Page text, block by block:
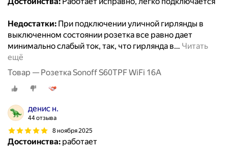
Недостатки: При подключении уличной гирлянды в
выключенном состоянии розетка все равно дает
минимально слабый ток, так, что гирлянда в… Читать
ещё
Товар — Розетка Sonoff S60TPF WiFi 16A
денис н.
44 отзыва
8 ноября 2025
Достоинства: работает